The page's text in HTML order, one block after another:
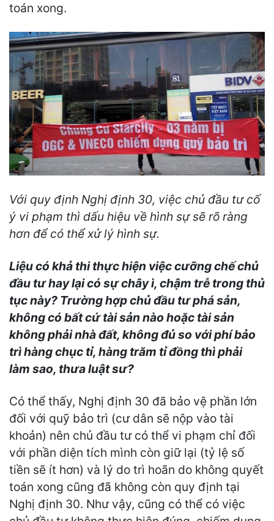
toán xong.
Với quy định Nghị định 30, việc chủ đầu tư cố
ý vi phạm thì dấu hiệu về hình sự sẽ rõ ràng
hơn để có thể xử lý hình sự.
Liệu có khả thi thực hiện việc cưỡng chế chủ
đầu tư hay lại có sự chây ì, chậm trễ trong thủ
tục này? Trường hợp chủ đầu tư phá sản,
không có bất cứ tài sản nào hoặc tài sản
không phải nhà đất, không đủ so với phí bảo
trì hàng chục tỉ, hàng trăm tỉ đồng thì phải
làm sao, thưa luật sư?
Có thể thấy, Nghị định 30 đã bảo vệ phần lớn
đối với quỹ bảo trì (cư dân sẽ nộp vào tài
khoản) nên chủ đầu tư có thể vi phạm chỉ đối
với phần diện tích mình còn giữ lại (tỷ lệ số
tiền sẽ ít hơn) và lý do trì hoãn do không quyết
toán xong cũng đã không còn quy định tại
Nghị định 30. Như vậy, cũng có thể có việc